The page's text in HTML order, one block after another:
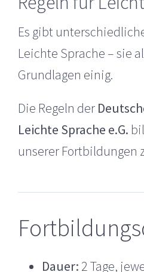
Es gibt
Leichte Sprache – sie
Grundlagen einig.
Die Regeln der
Leichte Sprache e.G.
unserer Fortbildungen
Dauer: 2 Tage,